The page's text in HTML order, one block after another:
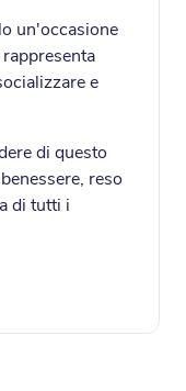
un'occasione
e
di questo
reso
di tutti i